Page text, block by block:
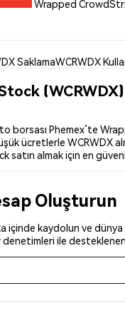
Wrapped
SaklamaWCRWDX
borsası Phemex’te
ücretlerle WCRWDX
satın almak için en
Oluşturun
içinde kaydolun ve
denetimleri ile